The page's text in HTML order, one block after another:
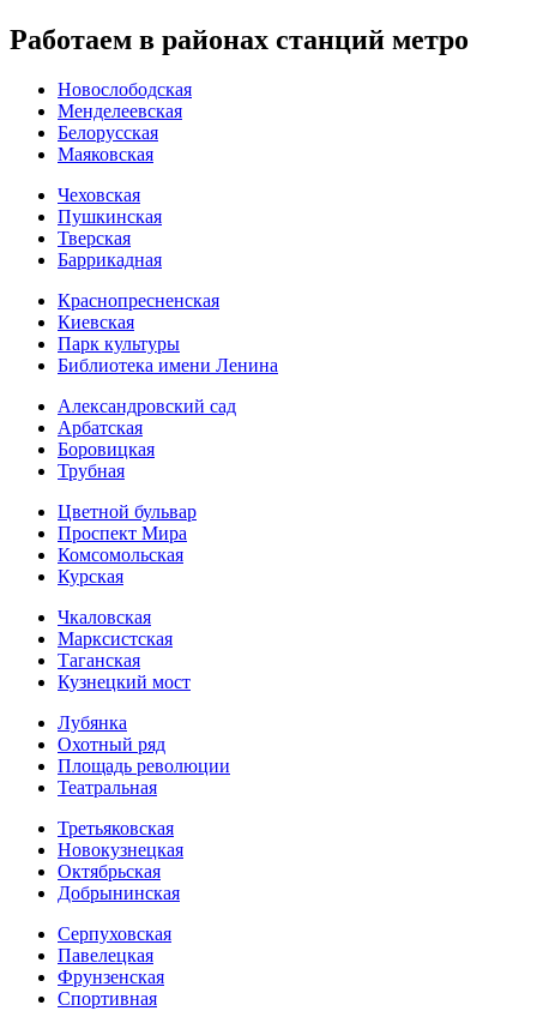
Работаем в районах станций метро
Новослободская
Менделеевская
Белорусская
Маяковская
Чеховская
Пушкинская
Тверская
Баррикадная
Краснопресненская
Киевская
Парк культуры
Библиотека имени Ленина
Александровский сад
Арбатская
Боровицкая
Трубная
Цветной бульвар
Проспект Мира
Комсомольская
Курская
Чкаловская
Марксистская
Таганская
Кузнецкий мост
Лубянка
Охотный ряд
Площадь революции
Театральная
Третьяковская
Новокузнецкая
Октябрьская
Добрынинская
Серпуховская
Павелецкая
Фрунзенская
Спортивная